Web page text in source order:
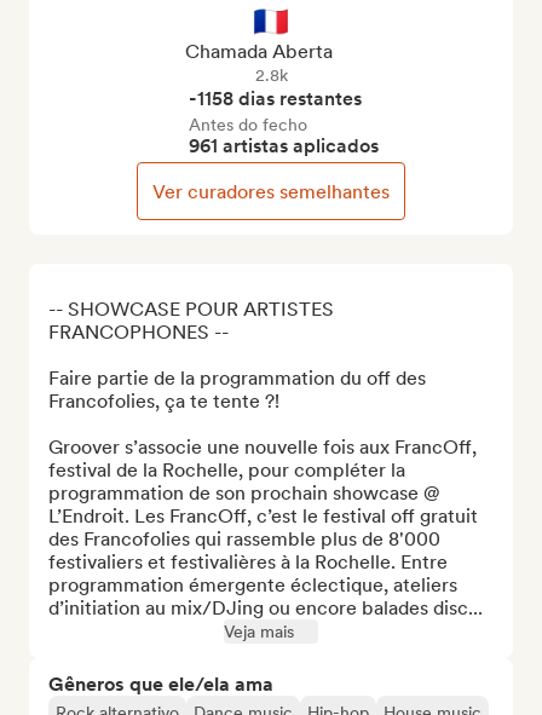
-- SHOWCASE POUR ARTISTES
FRANCOPHONES --
Faire partie de la programmation du off des
Francofolies, ça te tente ?!
Groover s’associe une nouvelle fois aux FrancOff,
festival de la Rochelle, pour compléter la
programmation de son prochain showcase @
L’Endroit. Les FrancOff, c’est le festival off gratuit
des Francofolies qui rassemble plus de 8'000
festivaliers et festivalières à la Rochelle. Entre
programmation émergente éclectique, ateliers
d’initiation au mix/DJing ou encore balades disc...
Veja mais
Gêneros que ele/ela ama
🇫🇷
Chamada Aberta
2.8k
-1158 dias restantes
Antes do fecho
961 artistas aplicados
Ver curadores semelhantes